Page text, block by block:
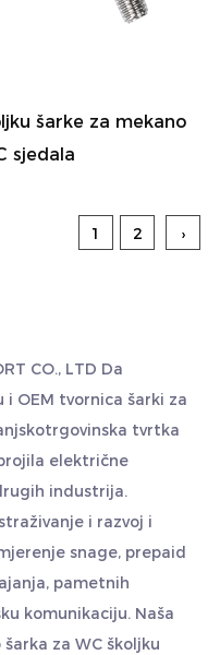
šarke za mekano
sjedala
1 2 ›
CO., LTD Da
i OEM tvornica šarki za
tvrtka
električne
industrija.
i razvoj i
snage, prepaid
pametnih
komunikaciju. Naša
za WC školjku